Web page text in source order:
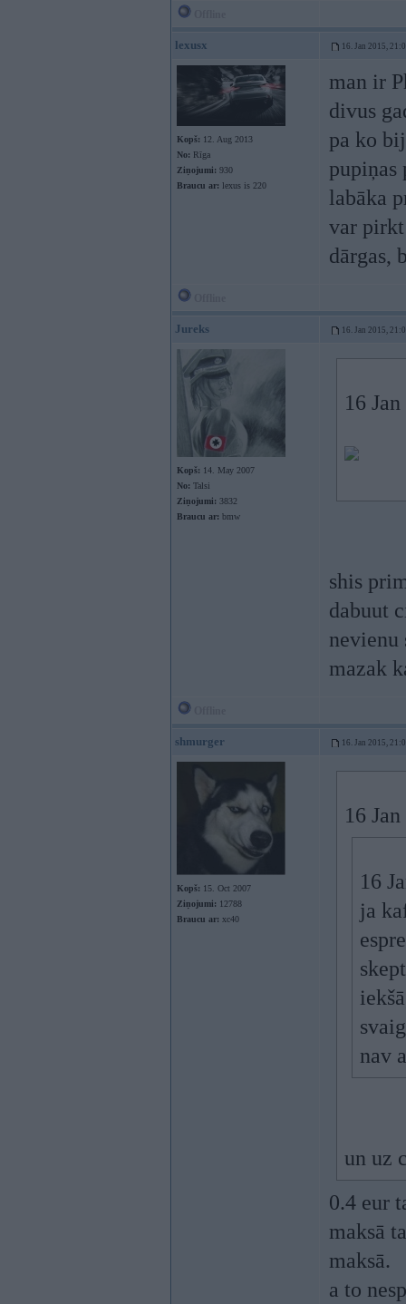
lexusx 16. Jan 2015,
Kopš: 12. Aug 2013
No: Rīga
Ziņojumi: 930
Braucu ar: lexus is 220
man ir
divus
pa ko
pupiņas
labāka
var
dārgas,
Jureks 16. Jan 2015,
Kopš: 14. May 2007
No: Talsi
Ziņojumi: 3832
Braucu ar: bmw
16
shis
dabuut
nevienu
mazak
shmurger 16. Jan 2015,
Kopš: 15. Oct 2007
Ziņojumi: 12788
Braucu ar: xc40
16
16
ja
nav
un uz
0.4 eur
maksā
maksā.
a to